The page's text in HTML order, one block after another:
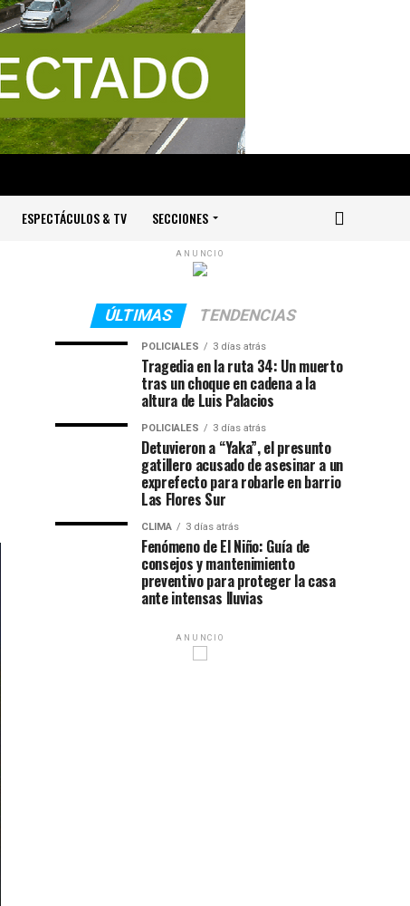
ESPECTÁCULOS & TV SECCIONES
ANUNCIO
ÚLTIMAS TENDENCIAS
POLICIALES 3 días atrás
Tragedia en la ruta 34: Un muerto
tras un choque en cadena a la
altura de Luis Palacios
POLICIALES 3 días atrás
Detuvieron a “Yaka”, el presunto
gatillero acusado de asesinar a un
exprefecto para robarle en barrio
Las Flores Sur
CLIMA 3 días atrás
Fenómeno de El Niño: Guía de
consejos y mantenimiento
preventivo para proteger la casa
ante intensas lluvias
ANUNCIO